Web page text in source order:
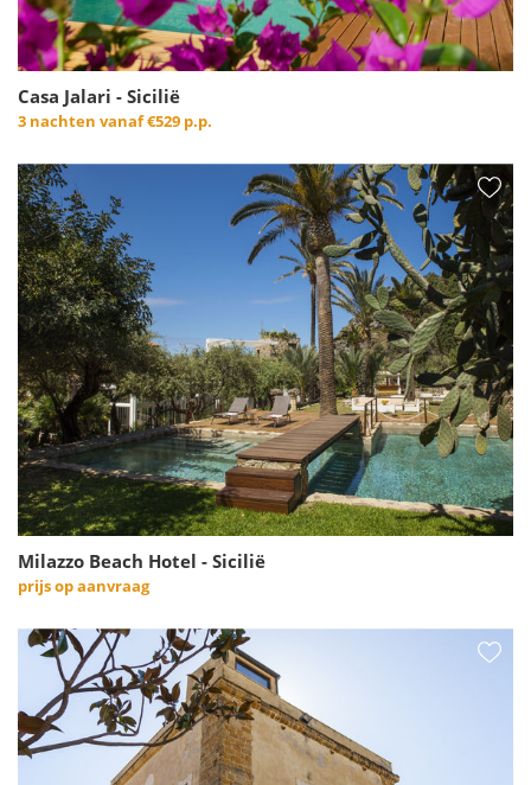
Casa Jalari - Sicilië
3 nachten vanaf€529 p.p.
Milazzo Beach Hotel - Sicilië
prijs op aanvraag